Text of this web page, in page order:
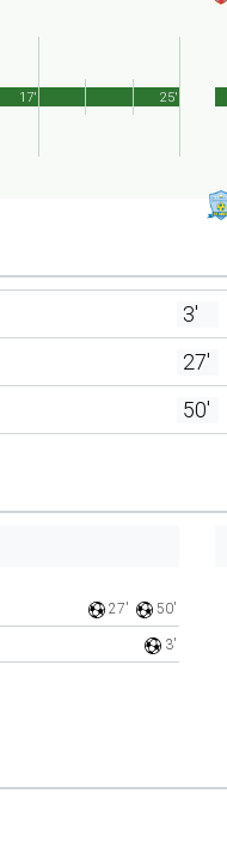
25'
17'
3'
27'
50'
27' 50'
3'